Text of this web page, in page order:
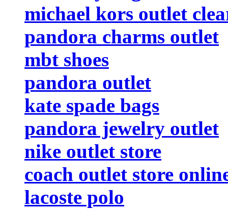
michael kors outlet
pandora charms outlet
mbt shoes
pandora outlet
kate spade bags
pandora jewelry outlet
nike outlet store
coach outlet store
lacoste polo